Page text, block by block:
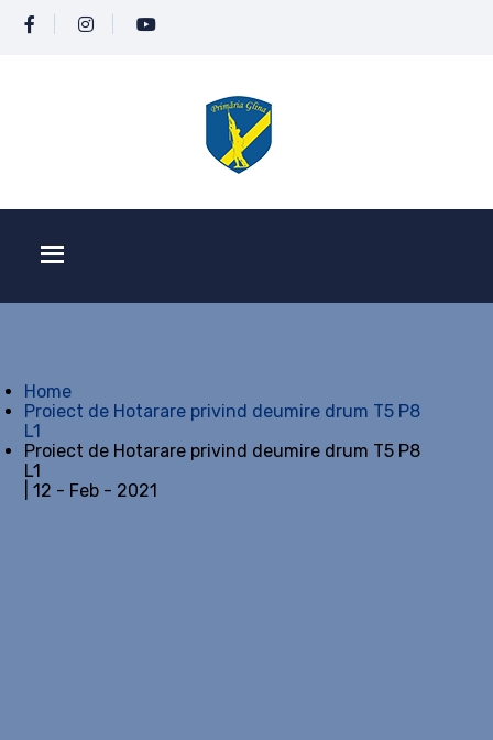
Home
Proiect de Hotarare privind deumire drum T5 P8
L1
Proiect de Hotarare privind deumire drum T5 P8
L1
| 12 - Feb - 2021